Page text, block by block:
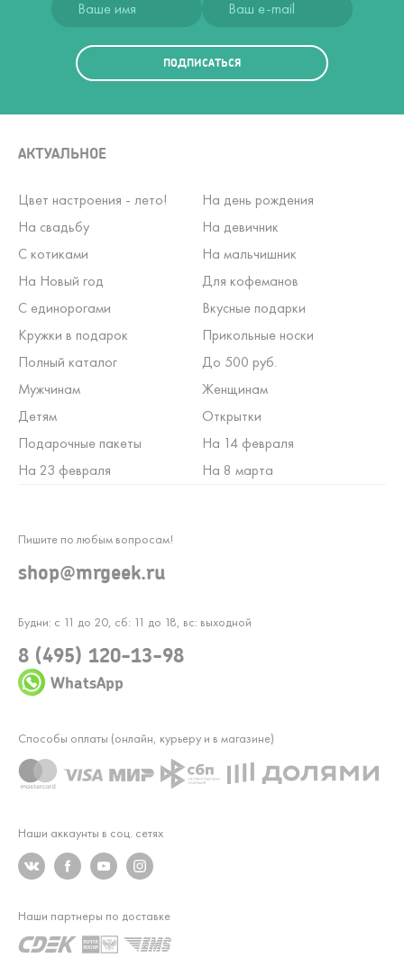
ПОДПИСАТЬСЯ
АКТУАЛЬНОЕ
Цвет настроения - лето!
На день рождения
На свадьбу
На девичник
С котиками
На мальчишник
На Новый год
Для кофеманов
С единорогами
Вкусные подарки
Кружки в подарок
Прикольные носки
Полный каталог
До 500 руб.
Мужчинам
Женщинам
Детям
Открытки
Подарочные пакеты
На 14 февраля
На 23 февраля
На 8 марта
Будни: с 11 до 20, сб: 11 до 18, вс: выходной
8 (495) 120-13-98
WhatsApp
Пишите по любым вопросам!
shop@mrgeek.ru
Наши аккаунты в соц. сетях
Способы оплаты (онлайн, курьеру и в магазине)
Наши партнеры по доставке